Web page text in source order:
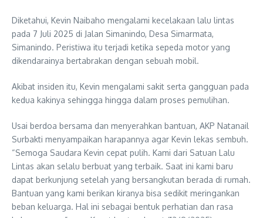
Diketahui, Kevin Naibaho mengalami kecelakaan lalu lintas
pada 7 Juli 2025 di Jalan Simanindo, Desa Simarmata,
Simanindo. Peristiwa itu terjadi ketika sepeda motor yang
dikendarainya bertabrakan dengan sebuah mobil.
Akibat insiden itu, Kevin mengalami sakit serta gangguan pada
kedua kakinya sehingga hingga dalam proses pemulihan.
Usai berdoa bersama dan menyerahkan bantuan, AKP Natanail
Surbakti menyampaikan harapannya agar Kevin lekas sembuh.
“Semoga Saudara Kevin cepat pulih. Kami dari Satuan Lalu
Lintas akan selalu berbuat yang terbaik. Saat ini kami baru
dapat berkunjung setelah yang bersangkutan berada di rumah.
Bantuan yang kami berikan kiranya bisa sedikit meringankan
beban keluarga. Hal ini sebagai bentuk perhatian dan rasa